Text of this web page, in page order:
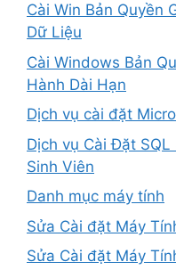
Cài Win Bản Quyền
Dữ Liệu
Cài Windows Bản
Hành Dài Hạn
Dịch vụ cài đặt
Dịch vụ Cài Đặt
Sinh Viên
Danh mục máy tính
Sửa Cài đặt Máy
Sửa Cài đặt Máy